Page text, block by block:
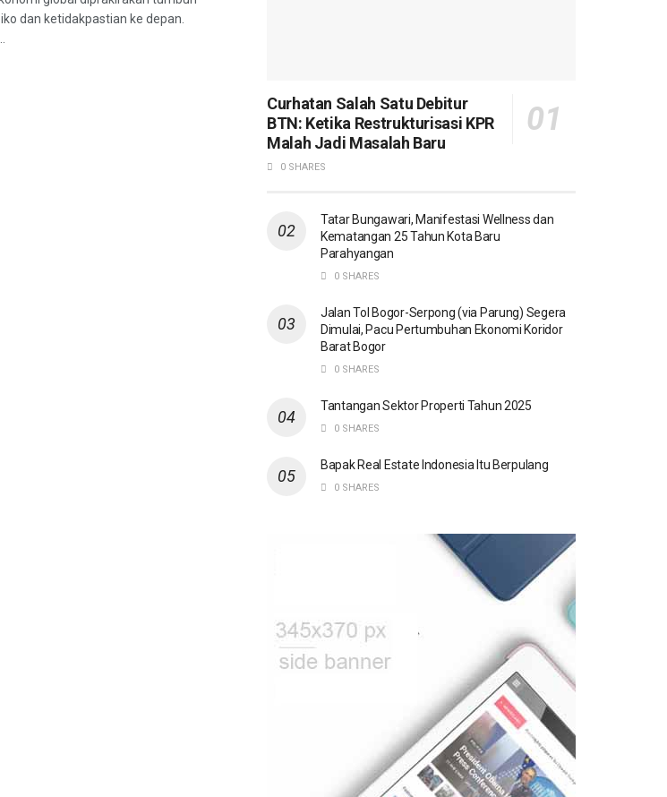
dan ketidakpastian ke depan.
Curhatan Salah Satu Debitur
BTN: Ketika Restrukturisasi KPR
Malah Jadi Masalah Baru
0 SHARES
Tatar Bungawari, Manifestasi Wellness dan
Kematangan 25 Tahun Kota Baru
Parahyangan
0 SHARES
Jalan Tol Bogor-Serpong (via Parung) Segera
Dimulai, Pacu Pertumbuhan Ekonomi Koridor
Barat Bogor
0 SHARES
Tantangan Sektor Properti Tahun 2025
0 SHARES
Bapak Real Estate Indonesia Itu Berpulang
0 SHARES